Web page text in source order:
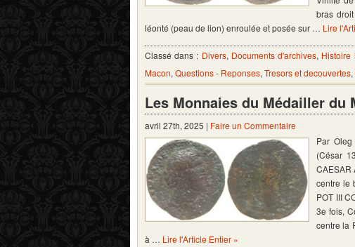
bras
léonté (peau de lion) enroulée et posée sur … Lire
Classé dans : Divers, Documents d'archives, Histoire
Macon, Questions - Reponses, Tresors et decouvertes,
Les Monnaies du Médailler du
avril 27th, 2025 | Faire un Commentaire
Par
(César
CAESAR
centre le
POT III
3e fois,
centre la
à … Lire l'Article Entier »